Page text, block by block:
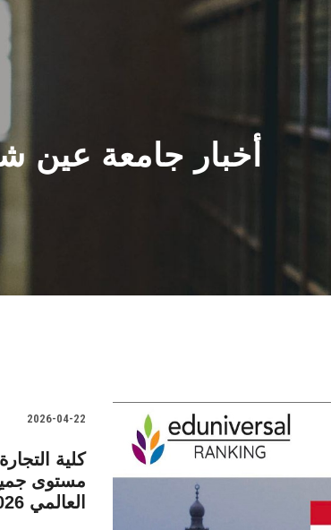
أخبار جامعة
2026-04-22
كلية
مستوى جميع
الأمريكية بالقاهرة في تصنيف Eduniversal العالمي 2026